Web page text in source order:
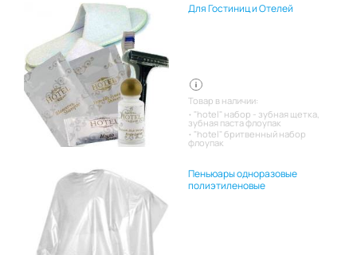
Для Гостиниц и Отелей
Товар в наличии:
"hotel" набор - зубная щетка,
зубная паста флоупак
"hotel" бритвенный набор
флоупак
Пеньюары одноразовые
полиэтиленовые